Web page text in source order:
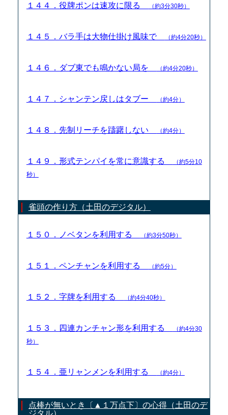
１４４．役牌ポンは速攻に限る （約3分30秒）
１４５．バラ手は大物仕掛け風味で （約4分20秒）
１４６．ダブ東でも鳴かない局を （約4分20秒）
１４７．シャンテン戻しはタブー （約4分）
１４８．先制リーチを躊躇しない （約4分）
１４９．形式テンパイを常に意識する
（約5分10
秒）
雀頭の作り方（土田のデジタル）
１５０．ノベタンを利用する （約3分50秒）
１５１．ペンチャンを利用する （約5分）
１５２．字牌を利用する （約4分40秒）
１５３．四連カンチャン形を利用する
（約4分30
秒）
１５４．亜リャンメンを利用する （約4分）
点棒が無いとき〔▲１万点下〕の心得（土田のデ
ジタル）